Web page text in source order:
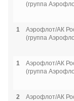
(группа
1
Аэрофлот/АК
(группа
1
Аэрофлот/АК
(группа
2
Аэрофлот/АК